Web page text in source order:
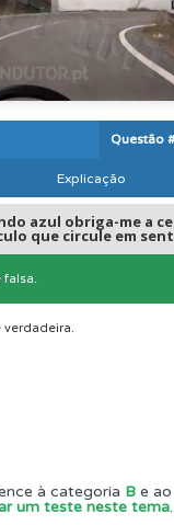
Questão
Explicação
azul obriga-me a
que circule em
falsa.
verdadeira.
à categoria B e
um teste neste tema.